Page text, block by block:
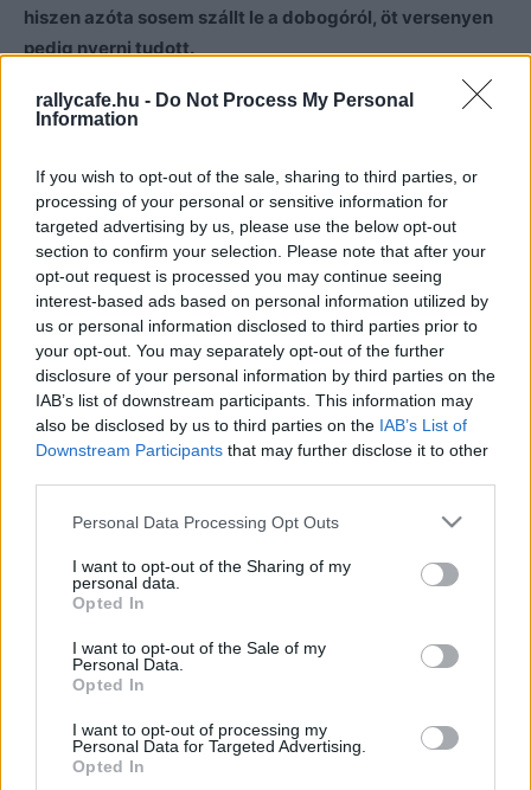
rallycafe.hu - Do Not Process My Personal
Information
If you wish to opt-out of the sale, sharing to third parties, or
processing of your personal or sensitive information for
targeted advertising by us, please use the below opt-out
section to confirm your selection. Please note that after your
opt-out request is processed you may continue seeing
interest-based ads based on personal information utilized by
us or personal information disclosed to third parties prior to
your opt-out. You may separately opt-out of the further
disclosure of your personal information by third parties on the
IAB’s list of downstream participants. This information may
also be disclosed by us to third parties on the IAB’s List of
Downstream Participants that may further disclose it to other
Please note that this website/app uses one or more Google
not limited to your visit or usage behaviour. You may click to
grant or deny consent to Google and its third-party tags to
use your data for below specified purposes in below Google
consent section.
Personal Data Processing Opt Outs
I want to opt-out of the Sharing of my
personal data.
Opted In
I want to opt-out of the Sale of my
Personal Data.
Opted In
I want to opt-out of processing my
Personal Data for Targeted Advertising.
Opted In
hiszen azóta sosem szállt le a dobogóról, öt versenyen
pedig nyerni tudott.
Sébastien Ogier közel 42. életévéhez, ami során már
formájában vezet. Nem túlzás ezt egy olyan versenyzőre
mondani, aki a tavalyi japán WRC-futam óta kilenc futam
alatt folyamatosan dobogón ért célba, öt versenyt nyert,
háromszor második, egy alkalommal pedig harmadik
helyen zárt.
Ogier idén a Finn Rallyn elért harmadik hely után
bejelentette, hogy beszállt a bajnoki címért folytatott
csatába, és megpróbálja kilencedik vb-címét
megszerezni, ami után Paraguayban és Chilében is
nyerni tudott és két pont előnnyel a bajnokság élére állt.
találni.
megpróbál a szezon további három versenyén is a
dobogón célba érni, anélkül, hogy kiesne.
“Ez a szezon valóban eddig szinte tökéletes volt –